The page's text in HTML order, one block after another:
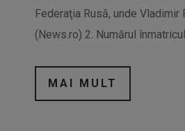
Federaţia Rusă, unde
(News.ro) 2. Numărul
MAI MULT